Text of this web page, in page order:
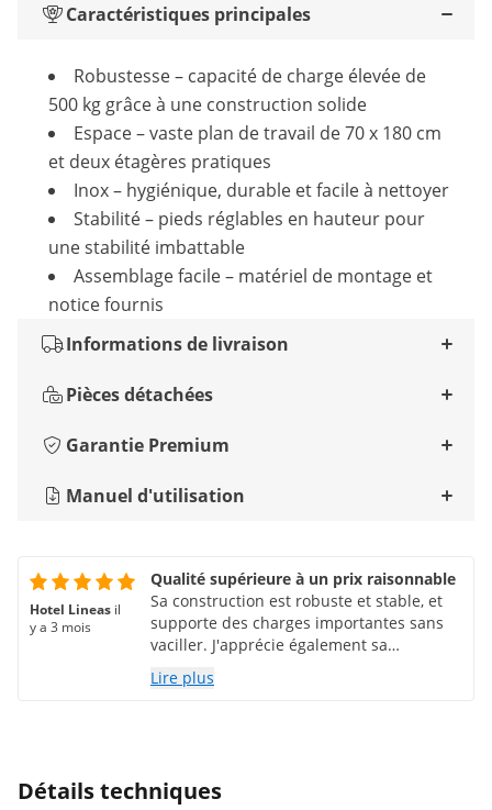
Caractéristiques principales
Robustesse – capacité de charge élevée de
500 kg grâce à une construction solide
Espace – vaste plan de travail de 70 x 180 cm
et deux étagères pratiques
Inox – hygiénique, durable et facile à nettoyer
Stabilité – pieds réglables en hauteur pour
une stabilité imbattable
Assemblage facile – matériel de montage et
notice fournis
Informations de livraison
Pièces détachées
Garantie Premium
Manuel d'utilisation
Hotel Lineas il
y a 3 mois
Qualité supérieure à un prix raisonnable
Sa construction est robuste et stable, et
supporte des charges importantes sans
vaciller. J'apprécie également sa
résistance à l'humidité, aux taches et aux
hautes températures. Son design, à la fois
permettent de garder le matériel rangé et
Lire plus
Détails techniques